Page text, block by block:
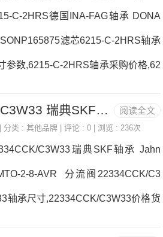
C-2HRS德国INA-FAG轴承 DONA
滤芯6215-C-2HRS轴承
参数,6215-C-2HRS轴承采购价格,62
阅读全文
22334 CCK/C3W33 瑞典SKF轴承 ST 132SL2泵Knoll
| 分类 :其他品牌 | 评论 : 0 | 浏览 : 236次
C3W33瑞典SKF轴承 Jahn
2-8-AVR 分流阀22334CCK/C3
轴承尺寸,22334CCK/C3W33价格货